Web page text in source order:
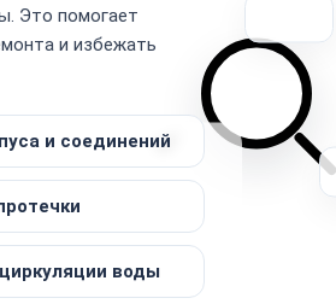
Это помогает
и избежать
и соединений
воды